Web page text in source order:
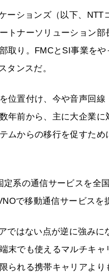
ーションズ（以下、
トナーソリューション部
取り。FMCとSI事業を
タンスだ。
位置付け、今や音声回
年前から、主に大企業
ムからの移行を促すた
系の通信サービスを全
で移動通信サービスを
ではない点が逆に強み
末でも使えるマルチキ
られる携帯キャリアより